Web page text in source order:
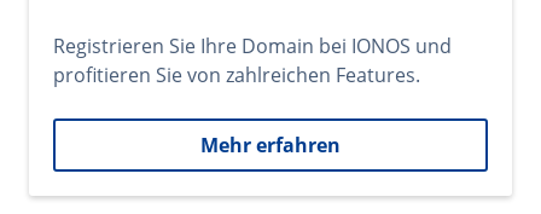
Registrieren Sie Ihre Domain bei IONOS und
profitieren Sie von zahlreichen Features.
Mehr erfahren